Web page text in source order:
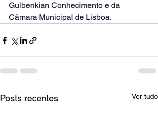
Gulbenkian Conhecimento e da
Câmara Municipal de Lisboa.
Posts recentes Ver tudo